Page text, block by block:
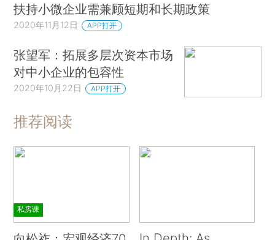
扶持小微企业需兼顾短期和长期政策
2020年11月12日 APP打开
张望军：拓展多层次资本市场
对中小企业的包容性
2020年10月22日 APP打开
推荐阅读
私房课